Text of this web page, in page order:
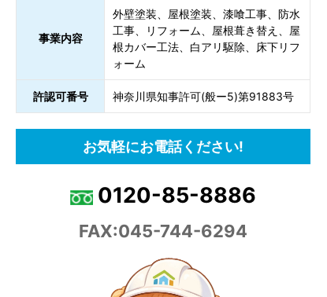
事業内容
外壁塗装、屋根塗装、漆喰工事、防水
工事、リフォーム、屋根葺き替え、屋
根カバー工法、白アリ駆除、床下リフ
ォーム
許認可番号 神奈川県知事許可(般ー5)第91883号
お気軽にお電話ください!
0120-85-8886
FAX:045-744-6294